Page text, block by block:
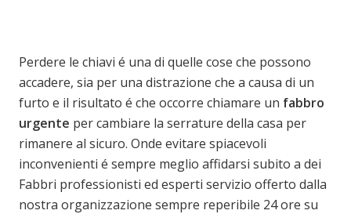
Perdere le chiavi é una di quelle cose che possono
accadere, sia per una distrazione che a causa di un
furto e il risultato é che occorre chiamare un fabbro
urgente per cambiare la serrature della casa per
rimanere al sicuro. Onde evitare spiacevoli
inconvenienti é sempre meglio affidarsi subito a dei
Fabbri professionisti ed esperti servizio offerto dalla
nostra organizzazione sempre reperibile 24 ore su